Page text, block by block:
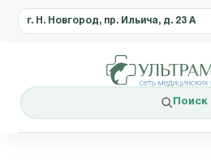
г. Н. Новгород, пр. Ильича, д. 23 А
Поиск